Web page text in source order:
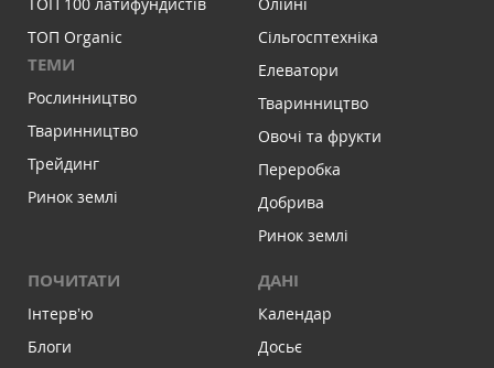
ТОП 100 латифундистів
ТОП Organic
ТЕМИ
Рослинництво
Тваринництво
Трейдинг
Ринок землі
Олійні
Сільгосптехніка
Елеватори
Тваринництво
Овочі та фрукти
Переробка
Добрива
Ринок землі
ПОЧИТАТИ
Інтервʼю
Блоги
ДАНІ
Календар
Досьє